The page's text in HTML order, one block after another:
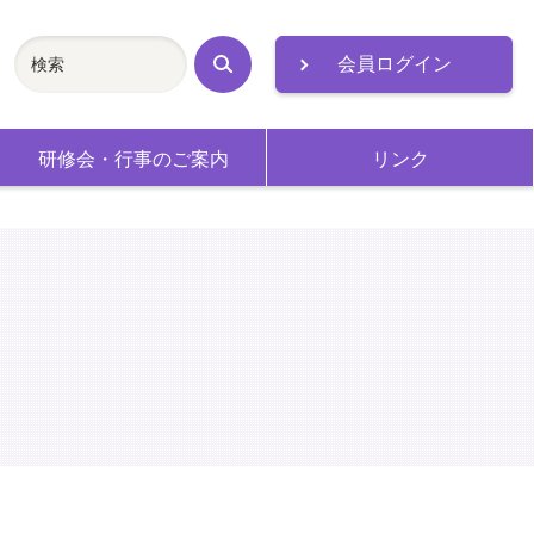
会員ログイン
研修会・行事のご案内 リンク
検
索